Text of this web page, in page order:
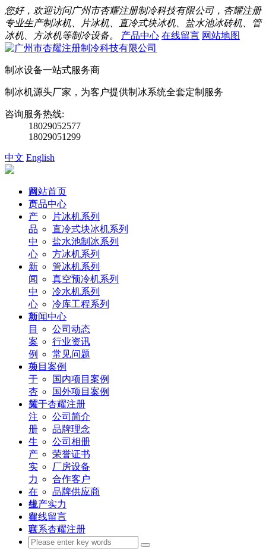
您好，欢迎访问广州市杏耀注册制冷科技有限公司，杏耀注册
专业生产制冰机、片冰机、直冷式块冰机、盐水池冰砖机、管
冰机、方冰机等制冷设备。
产品中心 在线留言 网站地图
制冰设备一站式服务商
制冰机源头厂家，为客户提供制冰系统全套定制服务
咨询服务热线:
18029052577
18029051299
中文 English
首
页
产
品
中
心
新
闻
中
心
项
目
案
例
关
于
杏
耀
注
册
生
产
实
力
在
线
留
言
联
网站首页
产品中心
片冰机系列
直冷式块冰机系列
盐水池制冰系列
方冰机系列
管冰机系列
真空预冷机系列
冷水机系列
冷库工程系列
新闻中心
公司动态
行业资讯
常见问题
项目案例
国内项目案例
国外项目案例
关于杏耀注册
公司简介
品牌理念
公司相册
荣誉证书
厂房设备
合作客户
品牌供应商
生产实力
在线留言
联系杏耀注册